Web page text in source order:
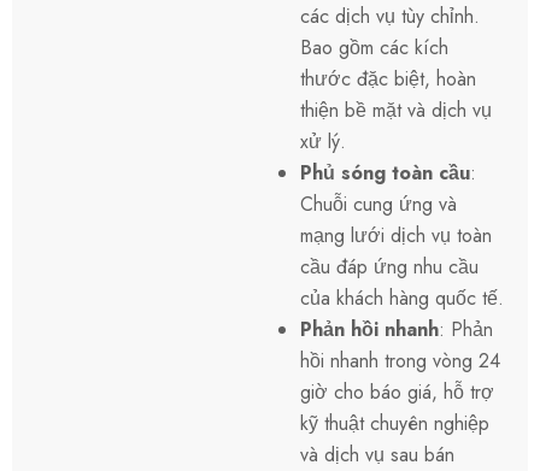
các dịch vụ tùy chỉnh.
Bao gồm các kích
thước đặc biệt, hoàn
thiện bề mặt và dịch vụ
xử lý.
Phủ sóng toàn cầu:
Chuỗi cung ứng và
mạng lưới dịch vụ toàn
cầu đáp ứng nhu cầu
của khách hàng quốc tế.
Phản hồi nhanh: Phản
hồi nhanh trong vòng 24
giờ cho báo giá, hỗ trợ
kỹ thuật chuyên nghiệp
và dịch vụ sau bán